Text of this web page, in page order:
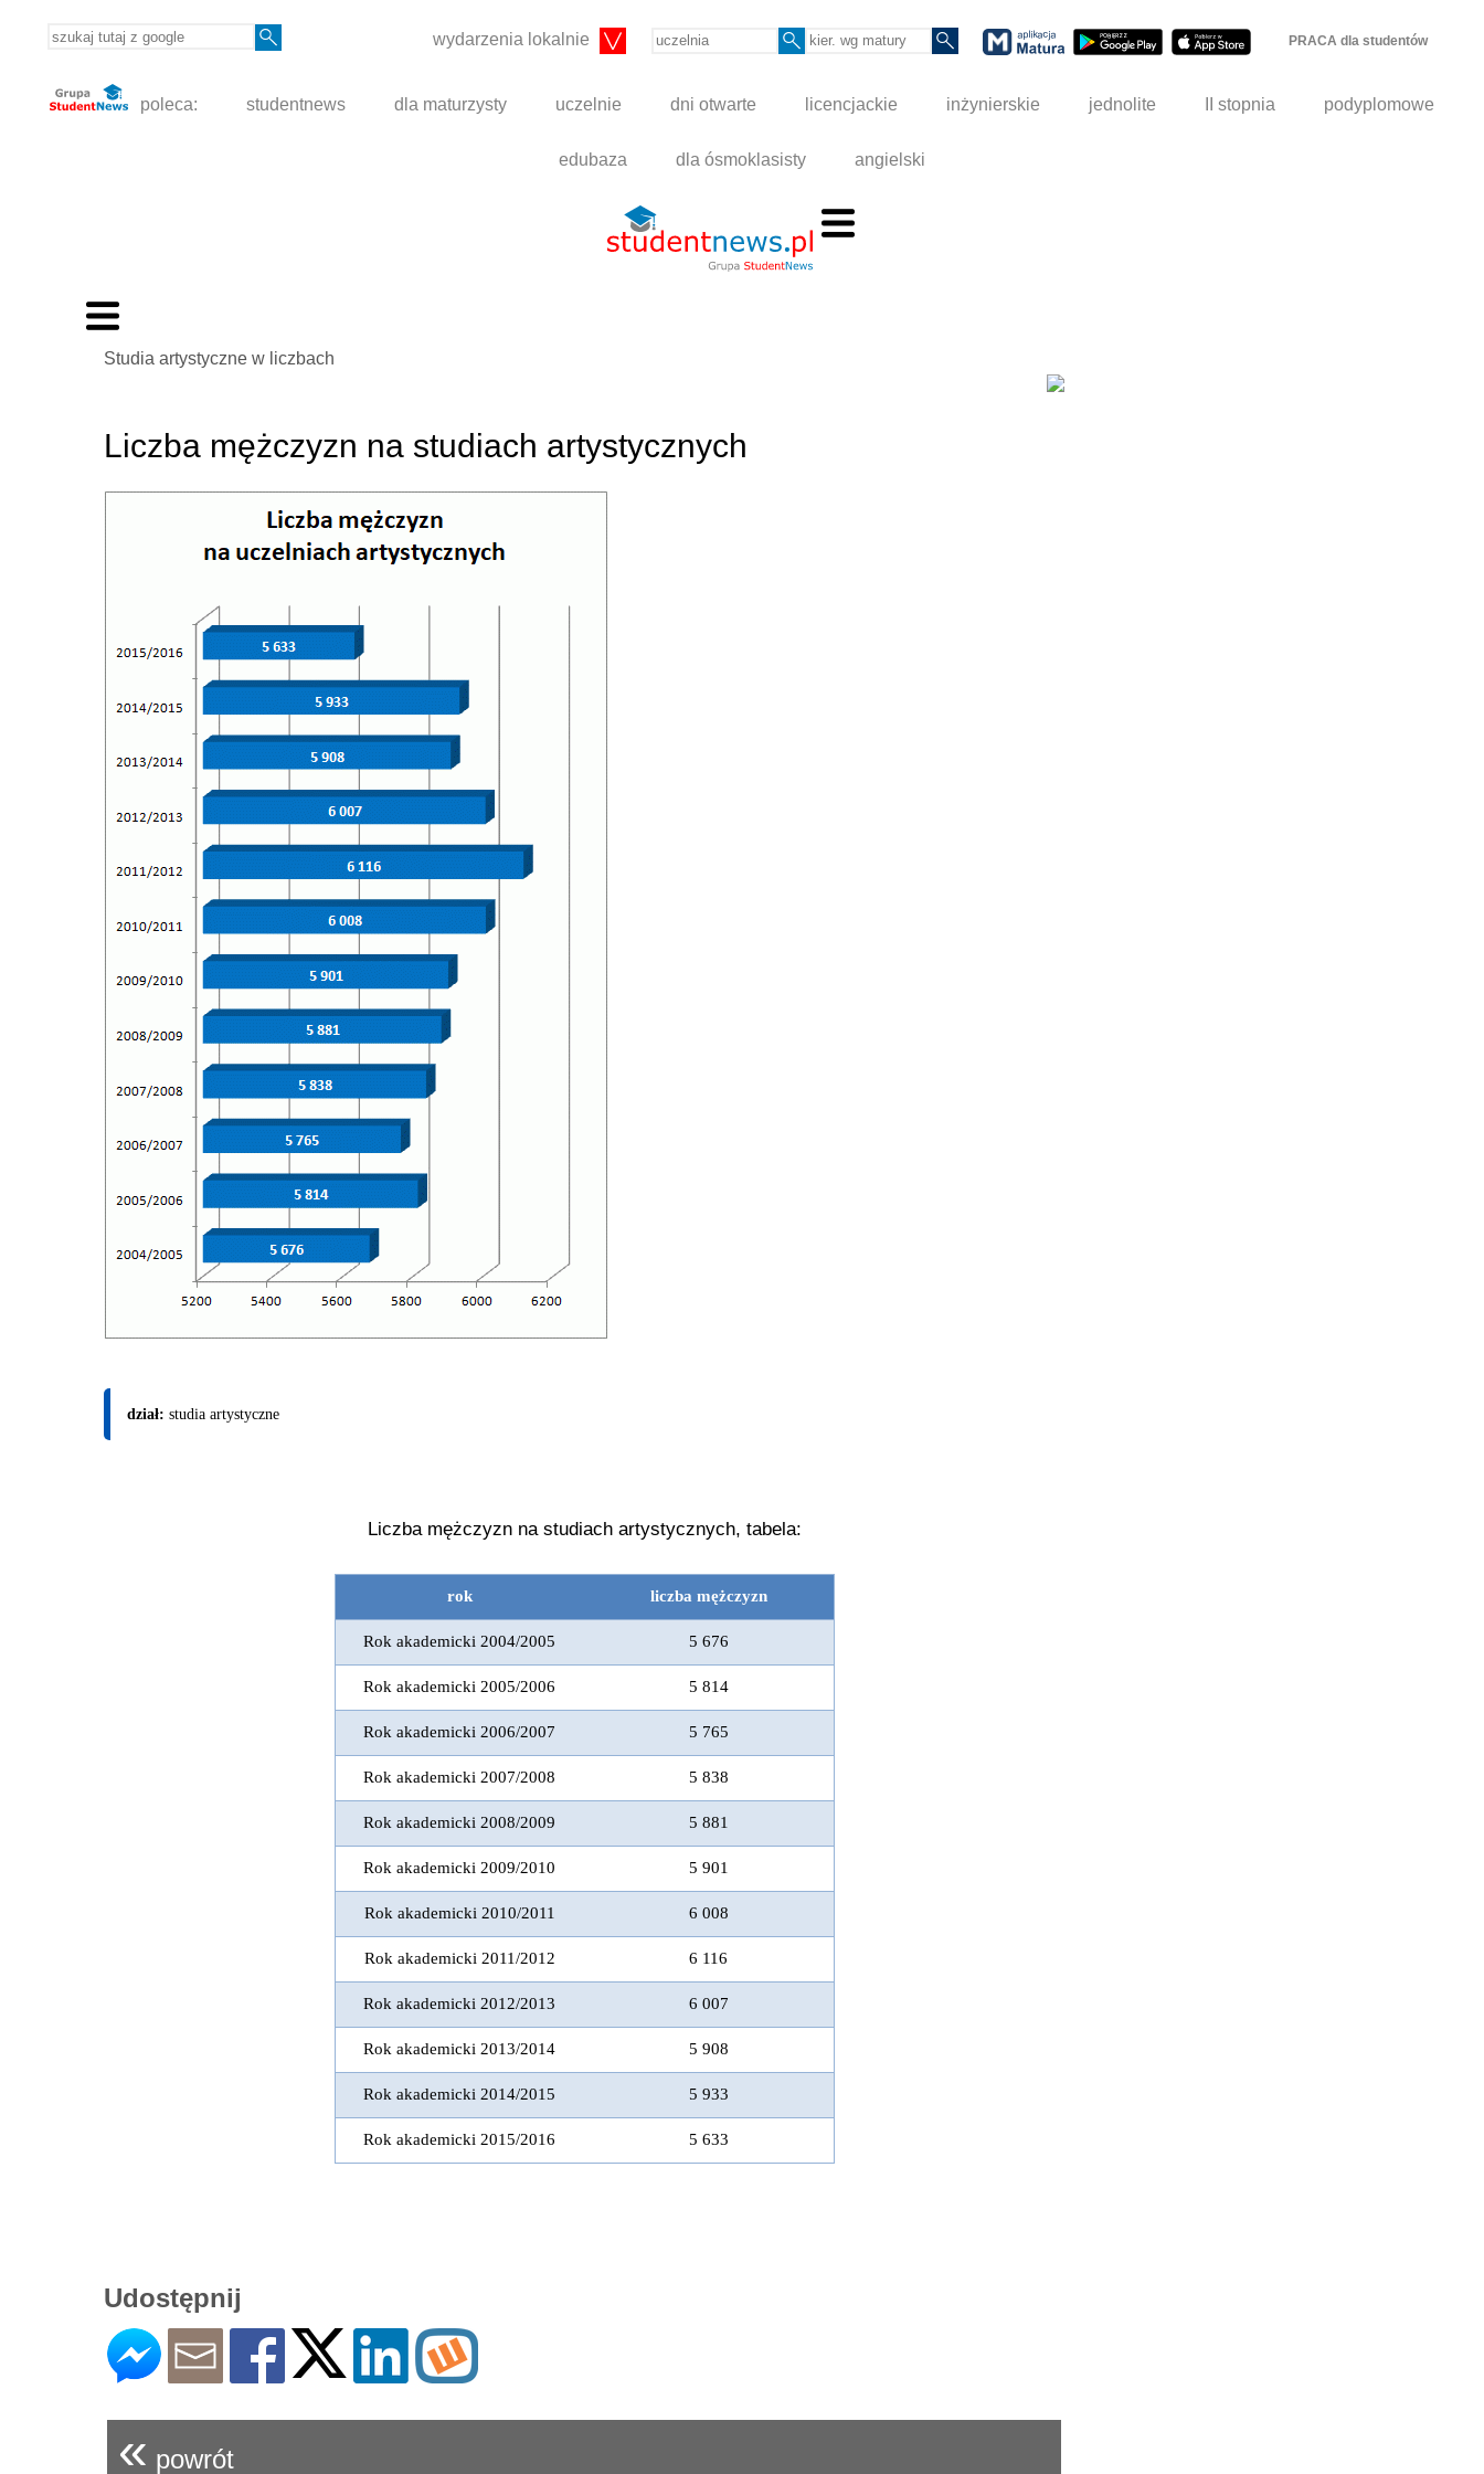
wydarzenia lokalnie PRACA dla studentów
poleca: studentnews dla maturzysty uczelnie dni otwarte licencjackie inżynierskie jednolite II stopnia podyplomowe
edubaza dla ósmoklasisty angielski
Studia artystyczne w liczbach
Liczba mężczyzn na studiach artystycznych
dział: studia artystyczne
Liczba mężczyzn na studiach artystycznych, tabela:
rok liczba mężczyzn
Rok akademicki 2004/2005 5 676
Rok akademicki 2005/2006 5 814
Rok akademicki 2006/2007 5 765
Rok akademicki 2007/2008 5 838
Rok akademicki 2008/2009 5 881
Rok akademicki 2009/2010 5 901
Rok akademicki 2010/2011 6 008
Rok akademicki 2011/2012 6 116
Rok akademicki 2012/2013 6 007
Rok akademicki 2013/2014 5 908
Rok akademicki 2014/2015 5 933
Rok akademicki 2015/2016 5 633
Udostępnij
« powrót